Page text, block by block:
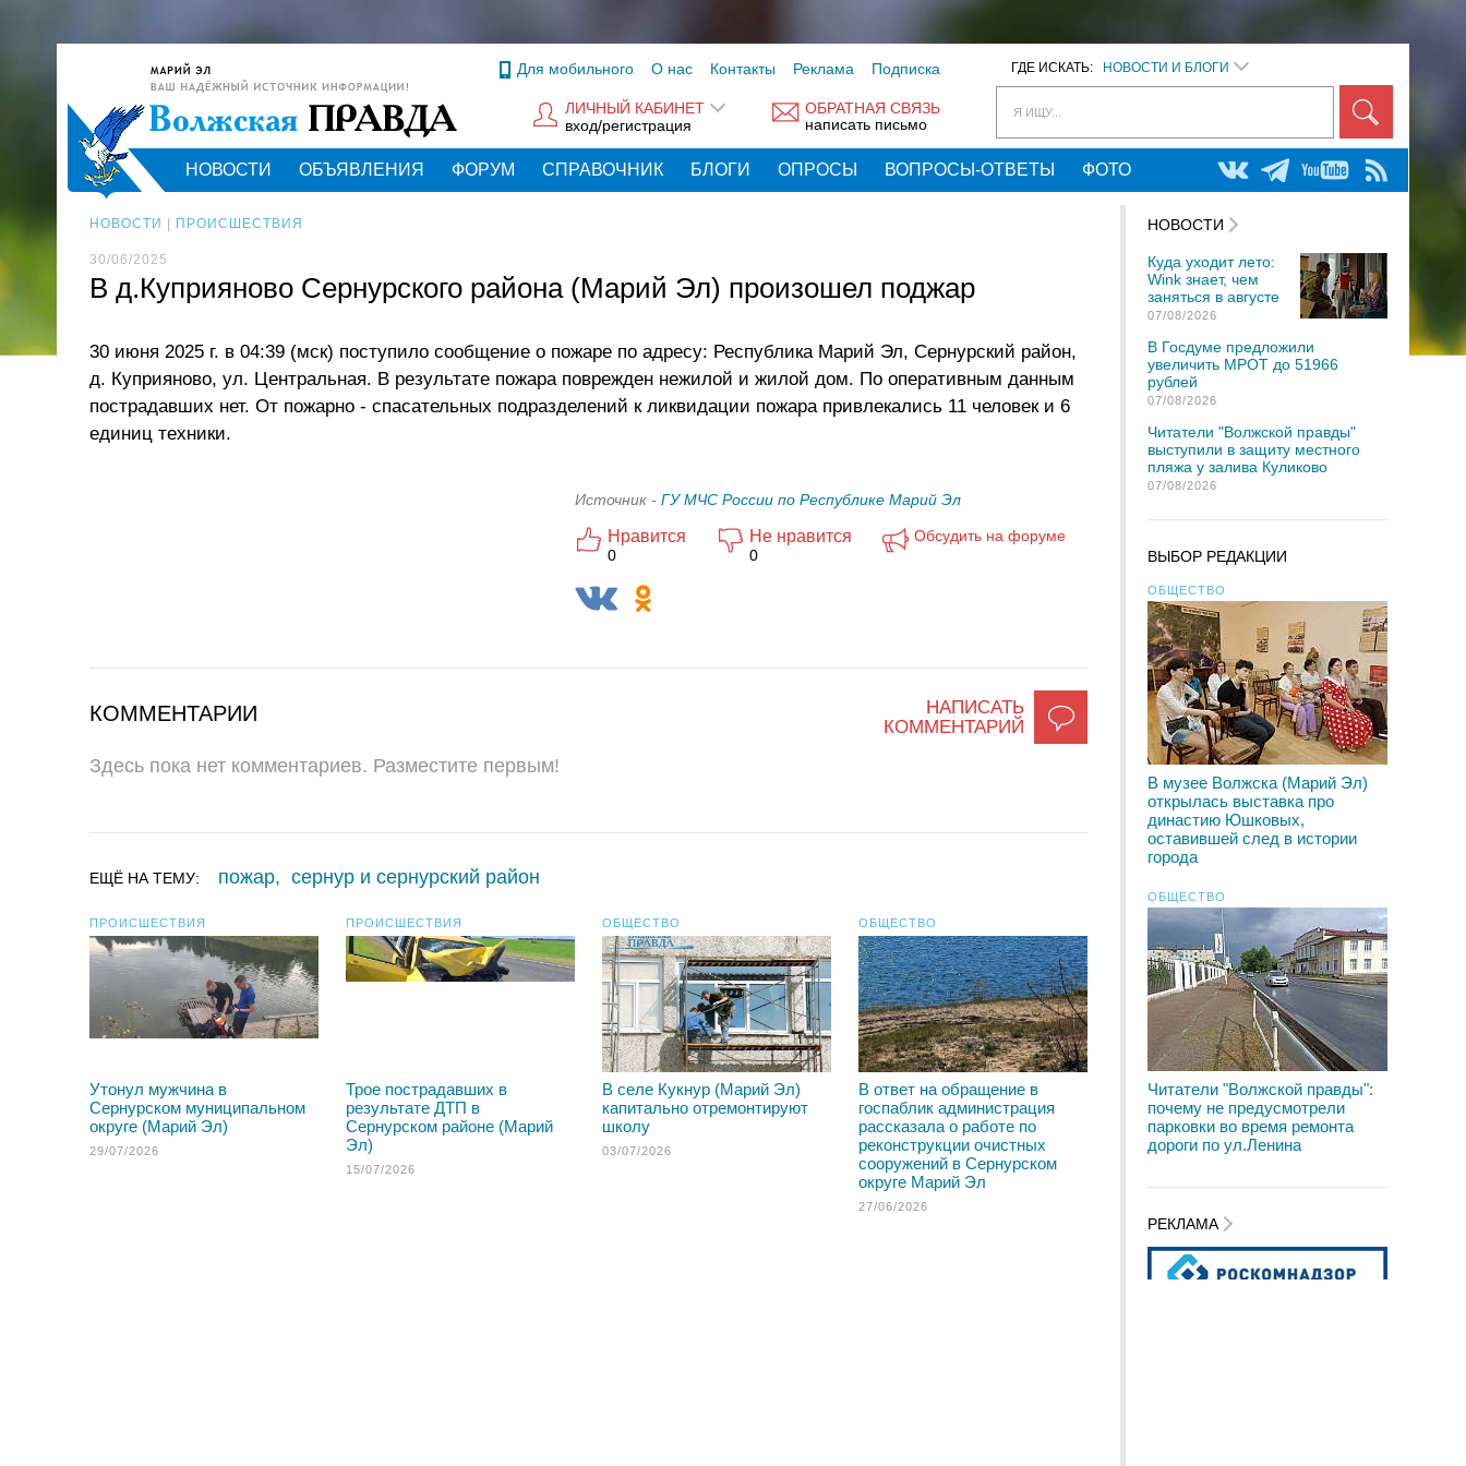
ГДЕ ИСКАТЬ: НОВОСТИ И БЛОГИ
Я ИЩУ...
Для мобильного О нас Контакты Реклама Подписка
ОБРАТНАЯ СВЯЗЬ
написать письмо
ЛИЧНЫЙ КАБИНЕТ
вход/регистрация
НОВОСТИ ОБЪЯВЛЕНИЯ ФОРУМ СПРАВОЧНИК БЛОГИ ОПРОСЫ ВОПРОСЫ-ОТВЕТЫ ФОТО
НОВОСТИ ПРОИСШЕСТВИЯ
30/06/2025
В д.Куприяново Сернурского района (Марий Эл) произошел поджар
30 июня 2025 г. в 04:39 (мск) поступило сообщение о пожаре по адресу: Республика Марий Эл, Сернурский район,
д. Куприяново, ул. Центральная. В результате пожара поврежден нежилой и жилой дом. По оперативным данным
пострадавших нет. От пожарно - спасательных подразделений к ликвидации пожара привлекались 11 человек и 6
единиц техники.
Источник - ГУ МЧС России по Республике Марий Эл
Нравится
0
Не нравится
0
Обсудить на форуме
НАПИСАТЬ
КОММЕНТАРИЙ
КОММЕНТАРИИ
Здесь пока нет комментариев. Разместите первым!
ЕЩЁ НА ТЕМУ: пожар, сернур и сернурский район
ПРОИСШЕСТВИЯ
Утонул мужчина в
Сернурском муниципальном
округе (Марий Эл)
29/07/2026
ПРОИСШЕСТВИЯ
Трое пострадавших в
результате ДТП в
Сернурском районе (Марий
Эл)
15/07/2026
ОБЩЕСТВО
В селе Кукнур (Марий Эл)
капитально отремонтируют
школу
03/07/2026
ОБЩЕСТВО
В ответ на обращение в
госпаблик администрация
рассказала о работе по
реконструкции очистных
сооружений в Сернурском
округе Марий Эл
27/06/2026
НОВОСТИ
Куда уходит лето:
Wink знает, чем
заняться в августе
07/08/2026
В Госдуме предложили
увеличить МРОТ до 51966
рублей
07/08/2026
Читатели "Волжской правды"
выступили в защиту местного
пляжа у залива Куликово
07/08/2026
ВЫБОР РЕДАКЦИИ
ОБЩЕСТВО
В музее Волжска (Марий Эл)
открылась выставка про
династию Юшковых,
оставившей след в истории
города
ОБЩЕСТВО
Читатели "Волжской правды":
почему не предусмотрели
парковки во время ремонта
дороги по ул.Ленина
РЕКЛАМА